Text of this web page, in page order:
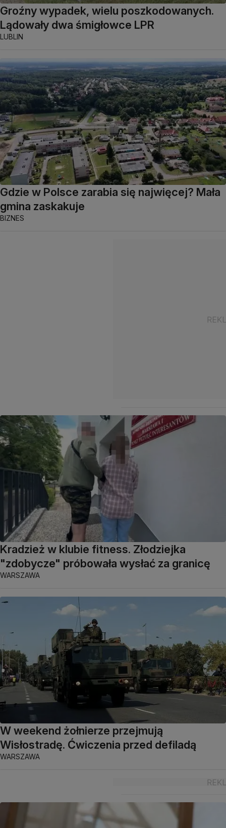
Groźny wypadek, wielu poszkodowanych.
Lądowały dwa śmigłowce LPR
LUBLIN
Gdzie w Polsce zarabia się najwięcej? Mała
gmina zaskakuje
BIZNES
Kradzież w klubie fitness. Złodziejka
"zdobycze" próbowała wysłać za granicę
WARSZAWA
W weekend żołnierze przejmują
Wisłostradę. Ćwiczenia przed defiladą
WARSZAWA